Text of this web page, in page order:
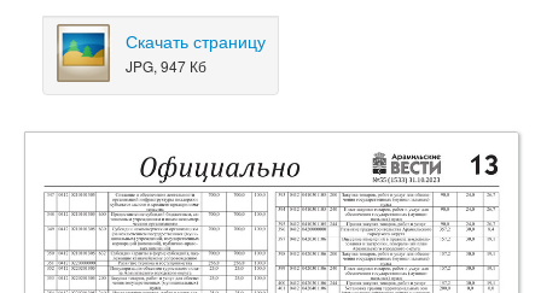
Скачать страницу
JPG, 947 Кб